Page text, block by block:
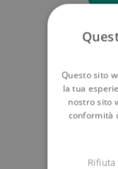
Questo sito
la tua
nostro sito
conformità